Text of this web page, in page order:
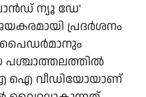
ന്യൂ ഡേ'
പ്രദർശനം
പശ്ചാത്തലത്തിൽ
എ ഐ വീഡിയോയാണ്